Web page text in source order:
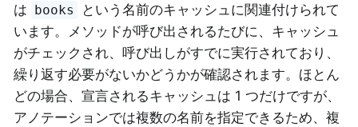
は books
という名前のキャッシュに関連付けられて
います。メソッドが呼び出されるたびに、キャッシュ
がチェックされ、呼び出しがすでに実行されており、
繰り返す必要がないかどうかが確認されます。ほとん
どの場合、宣言されるキャッシュは 1 つだけですが、
アノテーションでは複数の名前を指定できるため、複